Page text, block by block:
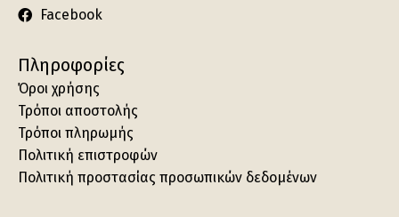
Facebook
Πληροφορίες
Όροι χρήσης
Τρόποι αποστολής
Τρόποι πληρωμής
Πολιτική επιστροφών
Πολιτική προστασίας προσωπικών δεδομένων